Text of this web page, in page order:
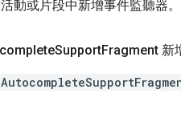
活動或片段中新增事件監聽器。
SupportFragment 新